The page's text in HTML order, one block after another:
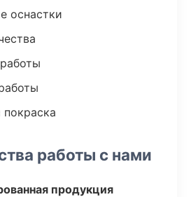
оснастки
работы с нами
продукция